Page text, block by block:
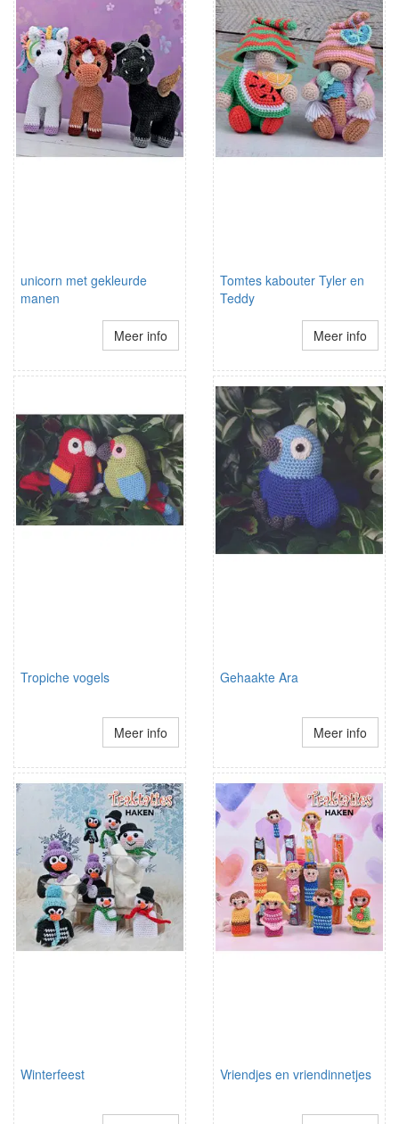
unicorn met gekleurde
manen
Meer info
Tomtes kabouter Tyler en
Teddy
Meer info
Tropiche vogels
Meer info
Gehaakte Ara
Meer info
Winterfeest Vriendjes en vriendinnetjes